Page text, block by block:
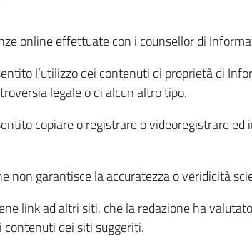
online effettuate con i counsellor di
l’utilizzo dei contenuti di proprietà di
legale o di alcun altro tipo.
copiare o registrare o videoregistrare
non garantisce la accuratezza o veridicità
link ad altri siti, che la redazione ha
contenuti dei siti suggeriti.